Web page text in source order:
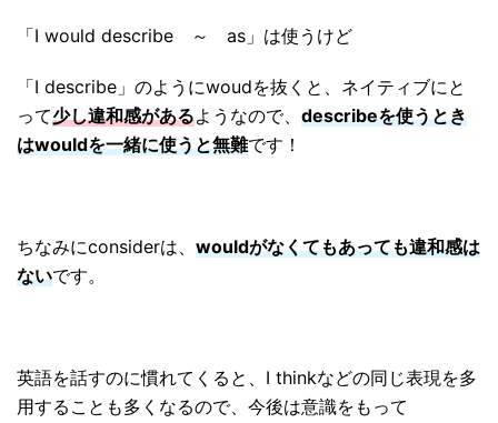
「I would describe ～ as」は使うけど
「I describe」のようにwoudを抜くと、ネイティブにと
って少し違和感があるようなので、 describeを使うとき
はwouldを一緒に使うと無難です！
ちなみにconsiderは、 wouldがなくてもあっても違和感は
ないです。
英語を話すのに慣れてくると、I thinkなどの同じ表現を多
用することも多くなるので、今後は意識をもって